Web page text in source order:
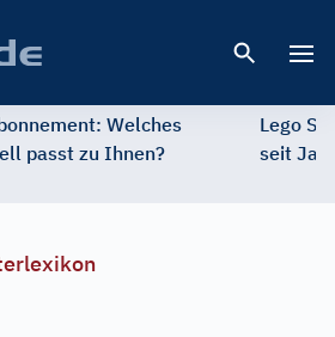
Welches
passt zu Ihnen?
Lego
seit